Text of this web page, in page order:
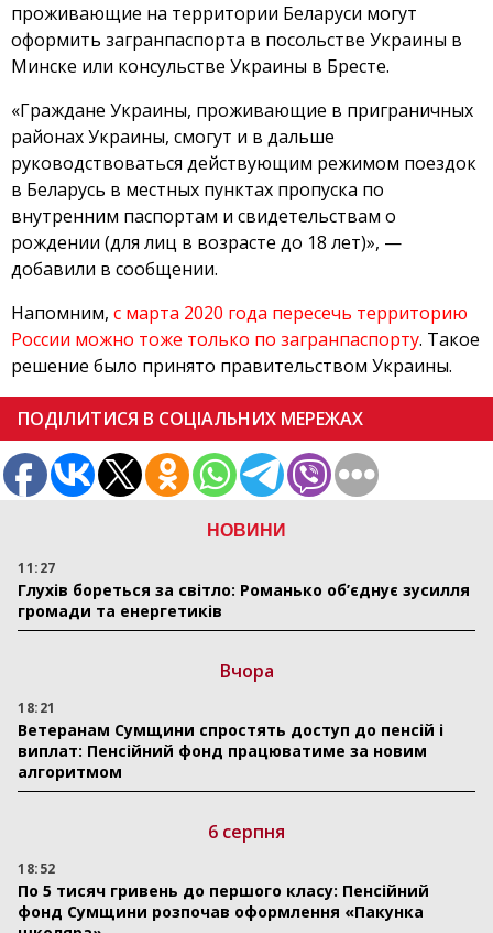
НОВИНИ
11:27
Глухів бореться за світло: Романько об’єднує зусилля
громади та енергетиків
Вчора
18:21
Ветеранам Сумщини спростять доступ до пенсій і
виплат: Пенсійний фонд працюватиме за новим
алгоритмом
6 серпня
18:52
По 5 тисяч гривень до першого класу: Пенсійний
фонд Сумщини розпочав оформлення «Пакунка
проживающие на территории Беларуси могут
оформить загранпаспорта в посольстве Украины в
Минске или консульстве Украины в Бресте.
«Граждане Украины, проживающие в приграничных
районах Украины, смогут и в дальше
руководствоваться действующим режимом поездок
в Беларусь в местных пунктах пропуска по
внутренним паспортам и свидетельствам о
рождении (для лиц в возрасте до 18 лет)», —
добавили в сообщении.
Напомним, с марта 2020 года пересечь территорию
России можно тоже только по загранпаспорту. Такое
решение было принято правительством Украины.
ПОДІЛИТИСЯ В СОЦІАЛЬНИХ МЕРЕЖАХ